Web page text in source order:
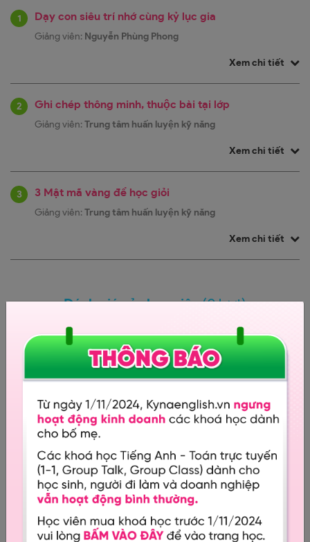
1 Dạy con siêu trí nhớ cùng kỷ lục gia
Giảng viên: Nguyễn Phùng Phong
Xem chi tiết
2 Ghi chép thông minh, thuộc bài tại lớp
Giảng viên: Trung tâm huấn luyện kỹ năng
Xem chi tiết
3 3 Mật mã vàng để học giỏi
Giảng viên: Trung tâm huấn luyện kỹ năng
Xem chi tiết
Đánh giá của học viên(0 lượt)
Đánh giá (0)
0.0 /5.0
4 sao
0%
3 sao
2 sao
0%
1 sao
Khoá học liên quan